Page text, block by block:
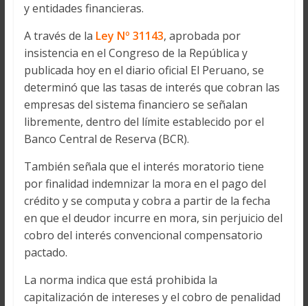
y entidades financieras.
A través de la Ley Nº 31143, aprobada por
insistencia en el Congreso de la República y
publicada hoy en el diario oficial El Peruano, se
determinó que las tasas de interés que cobran las
empresas del sistema financiero se señalan
libremente, dentro del límite establecido por el
Banco Central de Reserva (BCR).
También señala que el interés moratorio tiene
por finalidad indemnizar la mora en el pago del
crédito y se computa y cobra a partir de la fecha
en que el deudor incurre en mora, sin perjuicio del
cobro del interés convencional compensatorio
pactado.
La norma indica que está prohibida la
capitalización de intereses y el cobro de penalidad